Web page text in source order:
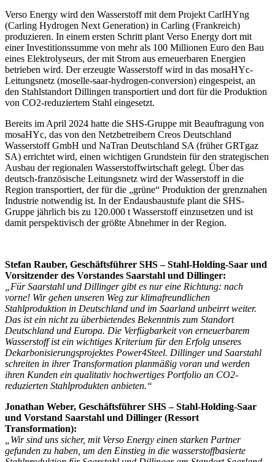
Verso Energy wird den Wasserstoff mit dem Projekt CarlHYng
(Carling Hydrogen Next Generation) in Carling (Frankreich)
produzieren. In einem ersten Schritt plant Verso Energy dort mit
einer Investitionssumme von mehr als 100 Millionen Euro den Bau
eines Elektrolyseurs, der mit Strom aus erneuerbaren Energien
betrieben wird. Der erzeugte Wasserstoff wird in das mosaHYc-
Leitungsnetz (moselle-saar-hydrogen-conversion) eingespeist, an
den Stahlstandort Dillingen transportiert und dort für die Produktion
von CO2-reduziertem Stahl eingesetzt.
Bereits im April 2024 hatte die SHS-Gruppe mit Beauftragung von
mosaHYc, das von den Netzbetreibern Creos Deutschland
Wasserstoff GmbH und NaTran Deutschland SA (früher GRTgaz
SA) errichtet wird, einen wichtigen Grundstein für den strategischen
Ausbau der regionalen Wasserstoffwirtschaft gelegt. Über das
deutsch-französische Leitungsnetz wird der Wasserstoff in die
Region transportiert, der für die „grüne“ Produktion der grenznahen
Industrie notwendig ist. In der Endausbaustufe plant die SHS-
Gruppe jährlich bis zu 120.000 t Wasserstoff einzusetzen und ist
damit perspektivisch der größte Abnehmer in der Region.
Stefan Rauber, Geschäftsführer SHS – Stahl-Holding-Saar und
Vorsitzender des Vorstandes Saarstahl und Dillinger:
„Für Saarstahl und Dillinger gibt es nur eine Richtung: nach
vorne! Wir gehen unseren Weg zur klimafreundlichen
Stahlproduktion in Deutschland und im Saarland unbeirrt weiter.
Das ist ein nicht zu überbietendes Bekenntnis zum Standort
Deutschland und Europa. Die Verfügbarkeit von erneuerbarem
Wasserstoff ist ein wichtiges Kriterium für den Erfolg unseres
Dekarbonisierungsprojektes Power4Steel. Dillinger und Saarstahl
schreiten in ihrer Transformation planmäßig voran und werden
ihren Kunden ein qualitativ hochwertiges Portfolio an CO2-
reduzierten Stahlprodukten anbieten.“
Jonathan Weber, Geschäftsführer SHS – Stahl-Holding-Saar
und Vorstand Saarstahl und Dillinger (Ressort
Transformation):
„Wir sind uns sicher, mit Verso Energy einen starken Partner
gefunden zu haben, um den Einstieg in die wasserstoffbasierte